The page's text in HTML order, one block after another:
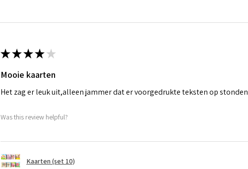
★★★★ ★
Mooie kaarten
Het zag er leuk uit,alleen jammer dat er voorgedrukte teksten op stonden
Was this review helpful?
Kaarten (set 10)